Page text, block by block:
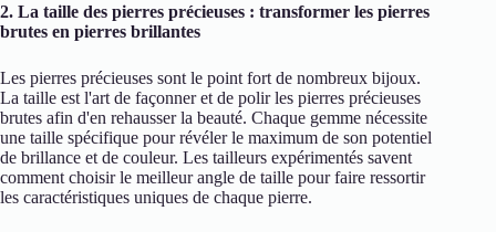
2. La taille des pierres précieuses : transformer les pierres
brutes en pierres brillantes
Les pierres précieuses sont le point fort de nombreux bijoux.
La taille est l'art de façonner et de polir les pierres précieuses
brutes afin d'en rehausser la beauté. Chaque gemme nécessite
une taille spécifique pour révéler le maximum de son potentiel
de brillance et de couleur. Les tailleurs expérimentés savent
comment choisir le meilleur angle de taille pour faire ressortir
les caractéristiques uniques de chaque pierre.